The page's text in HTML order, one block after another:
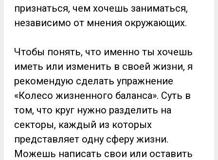
признаться, чем хочешь заниматься,
независимо от мнения окружающих.
Чтобы понять, что именно ты хочешь
иметь или изменить в своей жизни, я
рекомендую сделать упражнение
«Колесо жизненного баланса». Суть в
том, что круг нужно разделить на
секторы, каждый из которых
представляет одну сферу жизни.
Можешь написать свои или оставить